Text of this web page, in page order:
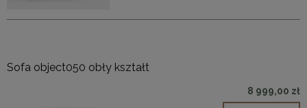
Sofa object050 obły kształt
8 999,00 zł